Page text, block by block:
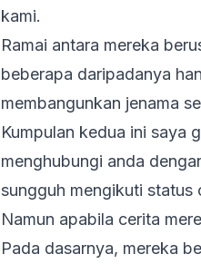
kami.
Ramai antara mereka
beberapa daripadanya
membangunkan jenama
Kumpulan kedua ini saya
menghubungi anda
sungguh mengikuti status
Namun apabila cerita
Pada dasarnya, mereka